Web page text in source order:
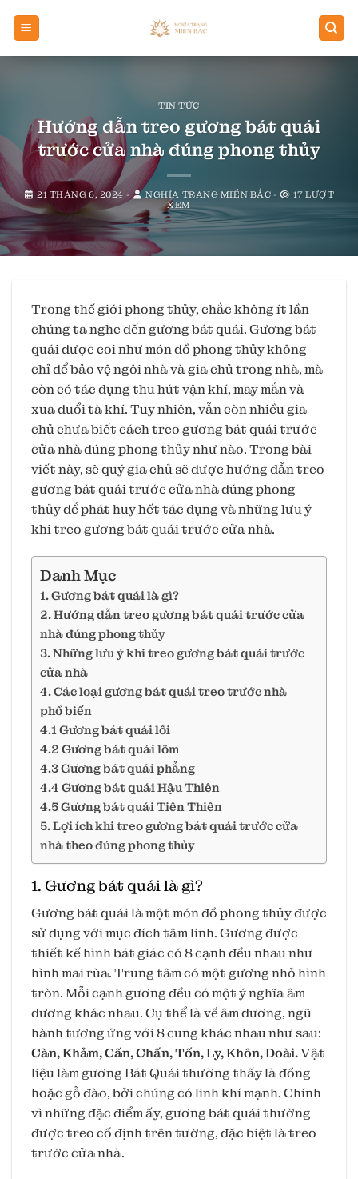
đến
TIN TỨC
Hướng dẫn treo gương bát quái
trước cửa nhà đúng phong thủy
21 THÁNG 6, 2024 - NGHĨA TRANG MIỀN BẮC -
17 LƯỢT
XEM
Trong thế giới phong thủy, chắc không ít lần
chúng ta nghe đến gương bát quái. Gương bát
quái được coi như món đồ phong thủy không
chỉ để bảo vệ ngôi nhà và gia chủ trong nhà, mà
còn có tác dụng thu hút vận khí, may mắn và
xua đuổi tà khí. Tuy nhiên, vẫn còn nhiều gia
chủ chưa biết cách treo gương bát quái trước
cửa nhà đúng phong thủy như nào. Trong bài
viết này, sẽ quý gia chủ sẽ được hướng dẫn treo
gương bát quái trước cửa nhà đúng phong
thủy để phát huy hết tác dụng và những lưu ý
khi treo gương bát quái trước cửa nhà.
Danh Mục
1. Gương bát quái là gì?
2. Hướng dẫn treo gương bát quái trước cửa
nhà đúng phong thủy
3. Những lưu ý khi treo gương bát quái trước
cửa nhà
4. Các loại gương bát quái treo trước nhà
phổ biến
4.1 Gương bát quái lồi
4.2 Gương bát quái lõm
4.3 Gương bát quái phẳng
4.4 Gương bát quái Hậu Thiên
4.5 Gương bát quái Tiên Thiên
5. Lợi ích khi treo gương bát quái trước cửa
nhà theo đúng phong thủy
1. Gương bát quái là gì?
Gương bát quái là một món đồ phong thủy được
sử dụng với mục đích tâm linh. Gương được
thiết kế hình bát giác có 8 cạnh đều nhau như
hình mai rùa. Trung tâm có một gương nhỏ hình
tròn. Mỗi cạnh gương đều có một ý nghĩa âm
dương khác nhau. Cụ thể là về âm dương, ngũ
hành tương ứng với 8 cung khác nhau như sau:
Càn, Khảm, Cấn, Chấn, Tốn, Ly, Khôn, Đoài.Vật
liệu làm gương Bát Quái thường thấy là đồng
hoặc gỗ đào, bởi chúng có linh khí mạnh. Chính
vì những đặc điểm ấy, gương bát quái thường
được treo cố định trên tường, đặc biệt là treo
trước cửa nhà.